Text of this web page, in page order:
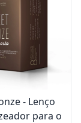
- Lenço
para o